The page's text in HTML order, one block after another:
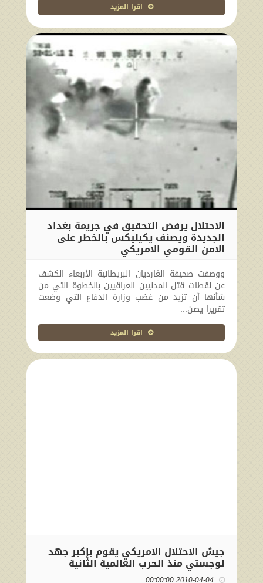
اقرا المزيد
الاحتلال يرفض التحقيق في جريمة بغداد
الجديدة ويصنف يكيليكس بالخطر على
الامن القومي الامريكي
ووصفت صحيفة الغارديان البريطانية الأربعاء الكشف
عن لقطات قتل المدنيين العراقيين بالخطوة التي من
شأنها أن تزيد من غضب وزارة الدفاع التي وضعت
تقريرا يصن...
اقرا المزيد
جيش الاحتلال الامريكي يقوم بإكبر جهد
لوجستي منذ الحرب العالمية الثانية
2010-04-04 00:00:00